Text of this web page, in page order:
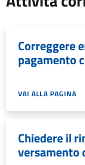
Correggere
pagamento
VAI ALLA PAGINA
Chiedere il
versamento